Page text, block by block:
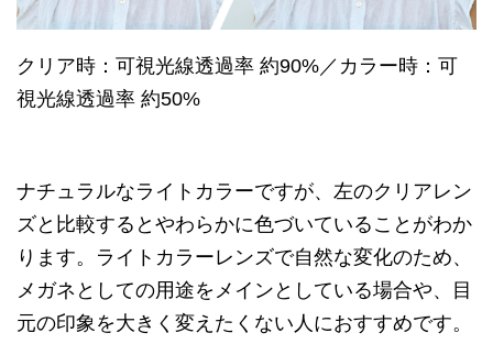
クリア時：可視光線透過率 約90%／カラー時：可
視光線透過率 約50%
ナチュラルなライトカラーですが、左のクリアレン
ズと比較するとやわらかに色づいていることがわか
ります。ライトカラーレンズで自然な変化のため、
メガネとしての用途をメインとしている場合や、目
元の印象を大きく変えたくない人におすすめです。